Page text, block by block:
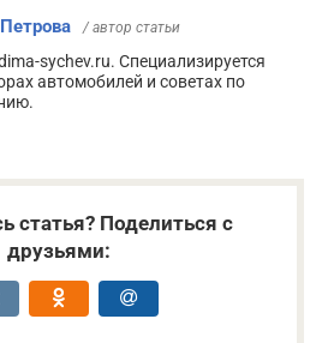
/ автор статьи
sychev.ru. Специализируется
автомобилей и советах по
статья? Поделиться с
друзьями: